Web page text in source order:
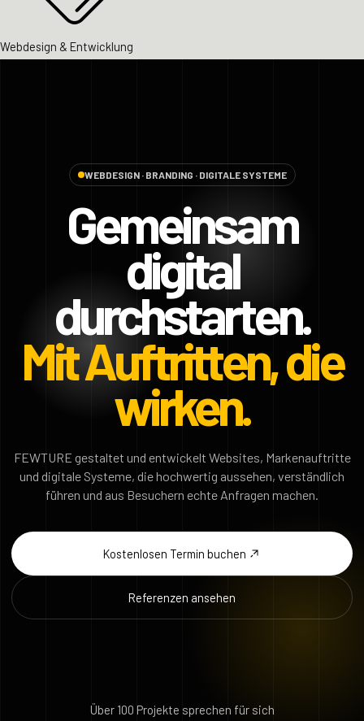
Webdesign & Entwicklung
WEBDESIGN · BRANDING · DIGITALE SYSTEME
Gemeinsam
digital
durchstarten.
Mit Auftritten, die
wirken.
FEWTURE gestaltet und entwickelt Websites, Markenauftritte
und digitale Systeme, die hochwertig aussehen, verständlich
führen und aus Besuchern echte Anfragen machen.
Kostenlosen Termin buchen
Referenzen ansehen
Über 100 Projekte sprechen für sich